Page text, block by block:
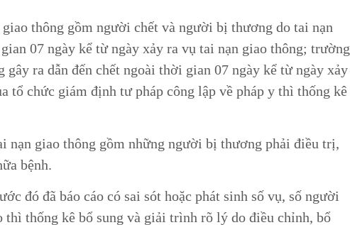
thông gồm người chết và người bị thương do tai nạn
07 ngày kể từ ngày xảy ra vụ tai nạn giao thông; trường
ra dẫn đến chết ngoài thời gian 07 ngày kể từ ngày xảy
tổ chức giám định tư pháp công lập về pháp y thì thống kê
nạn giao thông gồm những người bị thương phải điều trị,
bệnh.
đó đã báo cáo có sai sót hoặc phát sinh số vụ, số người
thống kê bổ sung và giải trình rõ lý do điều chỉnh, bổ